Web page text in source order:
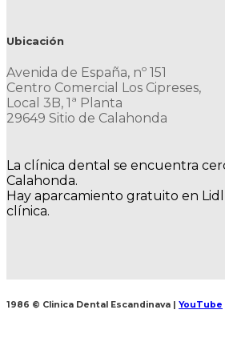
Ubicación
Avenida de España, nº 151
Centro Comercial Los Cipreses,
Local 3B, 1ª Planta
29649 Sitio de Calahonda
La clínica dental se encuentra
Calahonda.
Hay aparcamiento gratuito en
clínica.
1986 © Clinica Dental Escandinava YouTube